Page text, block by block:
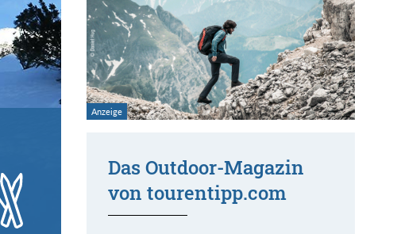
Das Outdoor-Magazin
von tourentipp.com